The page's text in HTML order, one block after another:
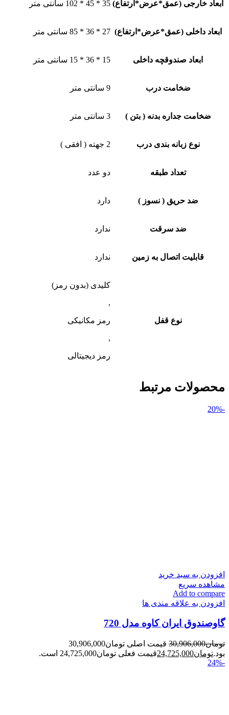
ابعاد خارجی (عمق*عرض*ارتفاع) 35 * 45 * 102 سانتی متر
ابعاد داخلی (عمق*عرض*ارتفاع) 27 * 36 * 85 سانتی متر
ابعاد صندوقچه داخلی 15 * 36 * 15 سانتی متر
ضخامت درب 9 سانتی متر
ضخامت جداره بدنه ( بتن ) 3 سانتی متر
نوع زبانه بندی درب 2 جهته ( افقی )
تعداد طبقه دو عدد
ضد حریق ( نسوز ) دارد
ضد سرقت ندارد
قابلیت اتصال به زمین ندارد
نوع قفل
کلیدی (بدون رمز)
,
رمز مکانیکی
,
رمز دیجیتالی
محصولات مرتبط
-20%
افزودن به سبد خرید
مشاهده سریع
Add to compare
افزودن به علاقه مندی ها
گاوصندوق ایران کاوه مدل 720
تومان30,906,000
قیمت اصلی تومان30,906,000
بود.تومان24,725,000قیمت فعلی تومان24,725,000 است.
-24%